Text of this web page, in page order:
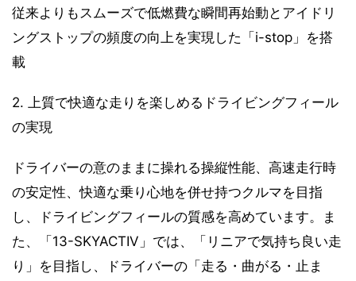
従来よりもスムーズで低燃費な瞬間再始動とアイドリ
ングストップの頻度の向上を実現した「i-stop」を搭
載
2. 上質で快適な走りを楽しめるドライビングフィール
の実現
ドライバーの意のままに操れる操縦性能、高速走行時
の安定性、快適な乗り心地を併せ持つクルマを目指
し、ドライビングフィールの質感を高めています。ま
た、「13-SKYACTIV」では、「リニアで気持ち良い走
り」を目指し、ドライバーの「走る・曲がる・止ま